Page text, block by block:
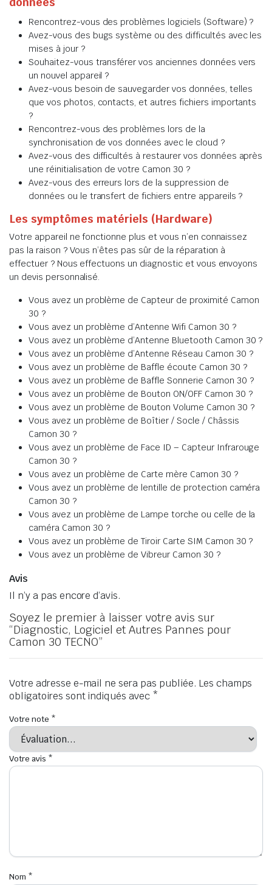
Rencontrez-vous des problèmes logiciels (Software) ?
Avez-vous des bugs système ou des difficultés avec les
mises à jour ?
Souhaitez-vous transférer vos anciennes données vers
un nouvel appareil ?
Avez-vous besoin de sauvegarder vos données, telles
que vos photos, contacts, et autres fichiers importants
?
Rencontrez-vous des problèmes lors de la
synchronisation de vos données avec le cloud ?
Avez-vous des difficultés à restaurer vos données après
une réinitialisation de votre Camon 30 ?
Avez-vous des erreurs lors de la suppression de
données ou le transfert de fichiers entre appareils ?
Les symptômes matériels (Hardware)
Votre appareil ne fonctionne plus et vous n’en connaissez
pas la raison ? Vous n’êtes pas sûr de la réparation à
effectuer ? Nous effectuons un diagnostic et vous envoyons
un devis personnalisé.
Vous avez un problème de Capteur de proximité Camon
30 ?
Vous avez un problème d’Antenne Wifi Camon 30 ?
Vous avez un problème d’Antenne Bluetooth Camon 30 ?
Vous avez un problème d’Antenne Réseau Camon 30 ?
Vous avez un problème de Baffle écoute Camon 30 ?
Vous avez un problème de Baffle Sonnerie Camon 30 ?
Vous avez un problème de Bouton ON/OFF Camon 30 ?
Vous avez un problème de Bouton Volume Camon 30 ?
Vous avez un problème de Boîtier / Socle / Châssis
Camon 30 ?
Vous avez un problème de Face ID – Capteur Infrarouge
Camon 30 ?
Vous avez un problème de Carte mère Camon 30 ?
Vous avez un problème de lentille de protection caméra
Camon 30 ?
Vous avez un problème de Lampe torche ou celle de la
caméra Camon 30 ?
Vous avez un problème de Tiroir Carte SIM Camon 30 ?
Vous avez un problème de Vibreur Camon 30 ?
Avis
Il n’y a pas encore d’avis.
Soyez le premier à laisser votre avis sur
“Diagnostic, Logiciel et Autres Pannes pour
Camon 30 TECNO”
Votre adresse e-mail ne sera pas publiée. Les champs
obligatoires sont indiqués avec *
Votre note *
Votre avis *
Nom *